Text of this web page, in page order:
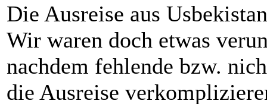
Die Ausreise aus
Wir waren doch etwas
nachdem fehlende bzw.
die Ausreise